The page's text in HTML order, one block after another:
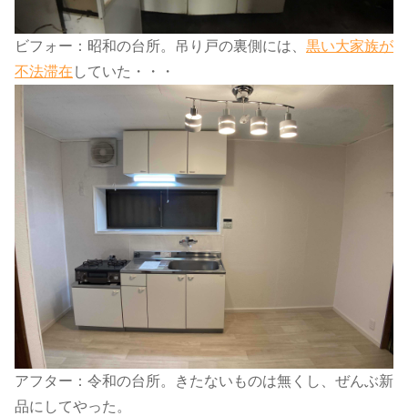
ビフォー：昭和の台所。吊り戸の裏側には、​ 黒い大家族が
不法滞在 ​していた・・・
アフター：令和の台所。きたないものは無くし、ぜんぶ新
品にしてやった。